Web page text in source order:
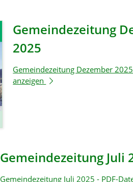
Gemeindezeitung
2025
Gemeindezeitung Dezember
anzeigen
Gemeindezeitung Juli
Gemeindezeitung Juli 2025 - PDF-